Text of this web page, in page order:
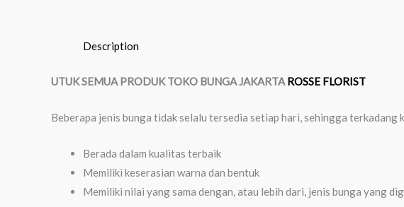
Description
UTUK SEMUA PRODUK TOKO BUNGA JAKARTA ROSSE FLORIST
Beberapa jenis bunga tidak selalu tersedia setiap hari, sehingga
Berada dalam kualitas terbaik
Memiliki keserasian warna dan bentuk
Memiliki nilai yang sama dengan, atau lebih dari, jenis bunga yang